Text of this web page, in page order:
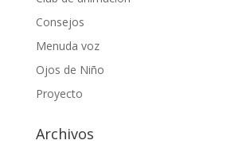
Consejos
Menuda voz
Ojos de Niño
Proyecto
Archivos